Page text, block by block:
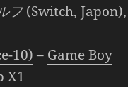
フ(Switch, Japon),
10) – Game Boy
X1